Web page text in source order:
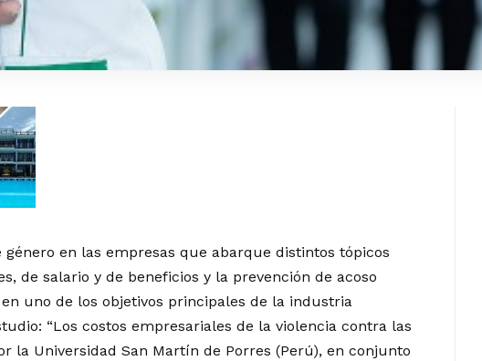
en las empresas que abarque distintos tópicos
de salario y de beneficios y la prevención de acoso
uno de los objetivos principales de la industria
“Los costos empresariales de la violencia contra las
la Universidad San Martín de Porres (Perú), en conjunto